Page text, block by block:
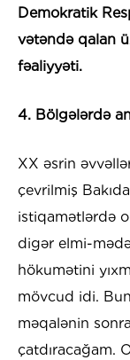
Demokratik
vətəndə qalan
fəaliyyəti.
4. Bölgələrdə
XX əsrin
çevrilmiş
istiqamətlərdə
digər elmi-
hökumətini
mövcud idi.
məqalənin
çatdıracağam.